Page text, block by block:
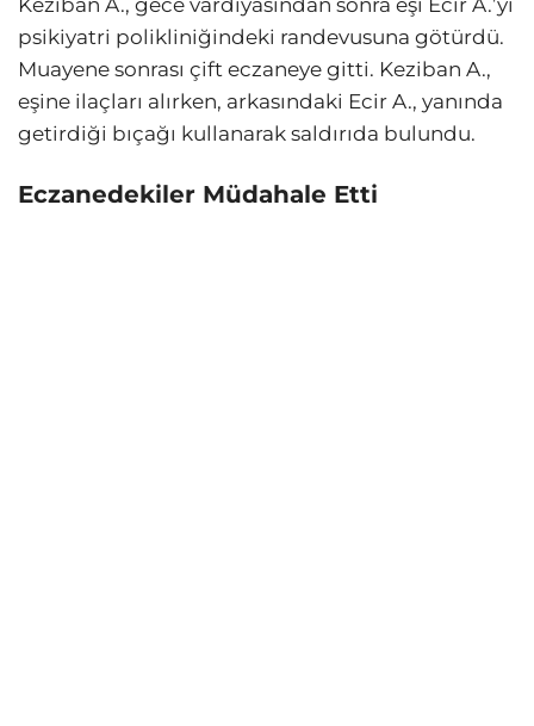
psikiyatri polikliniğindeki randevusuna götürdü.
Muayene sonrası çift eczaneye gitti. Keziban A.,
eşine ilaçları alırken, arkasındaki Ecir A., yanında
getirdiği bıçağı kullanarak saldırıda bulundu.
Eczanedekiler Müdahale Etti